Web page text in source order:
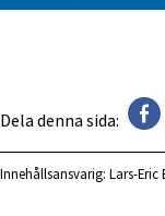
Dela denna sida:
Innehållsansvarig: Lars-Eric